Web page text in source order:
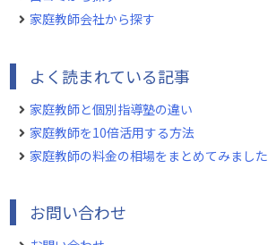
家庭教師会社から探す
よく読まれている記事
家庭教師と個別指導塾の違い
家庭教師を10倍活用する方法
家庭教師の料金の相場をまとめてみました
お問い合わせ